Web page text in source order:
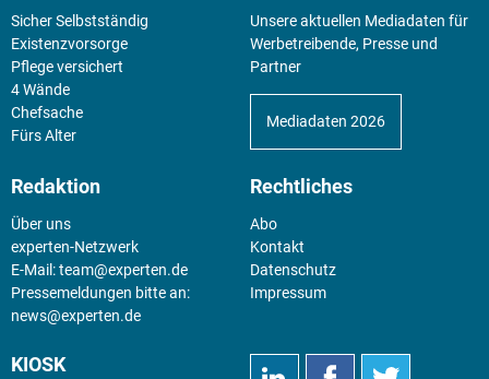
Sicher Selbstständig
Existenz­vorsorge
Pflege versichert
4 Wände
Chefsache
Fürs Alter
Unsere aktuellen Mediadaten für
Werbetreibende, Presse und
Partner
Mediadaten 2026
Redaktion
Über uns
experten-Netzwerk
E-Mail:team@experten.de
Pressemeldungen bitte an:
news@experten.de
Rechtliches
Abo
Kontakt
Datenschutz
Impressum
KIOSK